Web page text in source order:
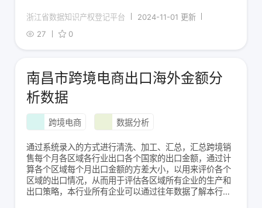
境出口各个年度的每个月出口各个国家的出口金额（以美
元/万元为单元），并依次用x1,x2...x12
浙江省数据知识产权登记平台
2024-11-01 更新
27
0
南昌市跨境电商出口海外金额分
析数据
跨境电商 数据分析
通过系统录入的方式进行清洗、加工、汇总，汇总跨境销
售每个月各区域各行业出口各个国家的出口金额，通过计
算各个区域每个月出口金额的方差大小，以用来评价各个
区域的出口情况，从而用于评估各区域所有企业的生产和
出口策略，本行业所有企业可以通过往年数据了解本行业